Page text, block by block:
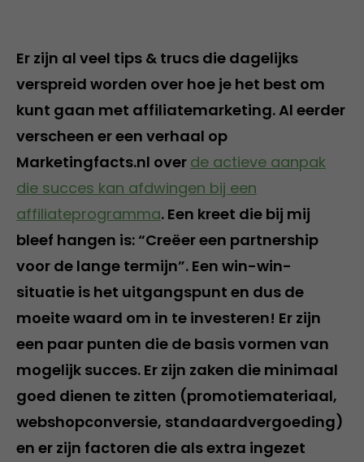
Er zijn al veel tips & trucs die dagelijks
verspreid worden over hoe je het best om
kunt gaan met affiliatemarketing. Al eerder
verscheen er een verhaal op
Marketingfacts.nl over de actieve aanpak
die succes kan afdwingen bij een
affiliateprogramma. Een kreet die bij mij
bleef hangen is: “Creëer een partnership
voor de lange termijn”. Een win-win-
situatie is het uitgangspunt en dus de
moeite waard om in te investeren! Er zijn
een paar punten die de basis vormen van
mogelijk succes. Er zijn zaken die minimaal
goed dienen te zitten (promotiemateriaal,
webshopconversie, standaardvergoeding)
en er zijn factoren die als extra ingezet